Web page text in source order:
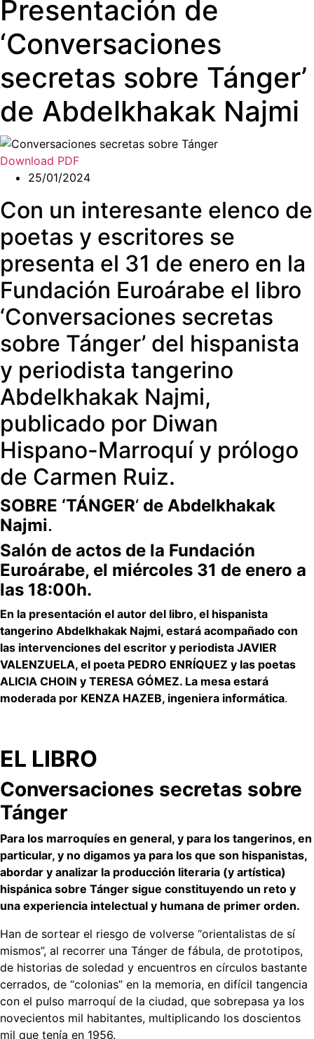
Presentación de
‘Conversaciones
secretas sobre Tánger’
de Abdelkhakak Najmi
Download PDF
25/01/2024
Con un interesante elenco de
poetas y escritores se
presenta el 31 de enero en la
Fundación Euroárabe el libro
‘Conversaciones secretas
sobre Tánger’ del hispanista
y periodista tangerino
Abdelkhakak Najmi,
publicado por Diwan
Hispano-Marroquí y prólogo
de Carmen Ruiz.
SOBRE ‘TÁNGER‘ de Abdelkhakak
Najmi.
Salón de actos de la Fundación
Euroárabe, el miércoles 31 de enero a
las 18:00h.
En la presentación el autor del libro, el hispanista
tangerino Abdelkhakak Najmi, estará acompañado con
las intervenciones del escritor y periodista JAVIER
VALENZUELA, el poeta PEDRO ENRÍQUEZ y las poetas
ALICIA CHOIN y TERESA GÓMEZ. La mesa estará
moderada por KENZA HAZEB, ingeniera informática.
EL LIBRO
Conversaciones secretas sobre
Tánger
Para los marroquíes en general, y para los tangerinos, en
particular, y no digamos ya para los que son hispanistas,
abordar y analizar la producción literaria (y artística)
hispánica sobre Tánger sigue constituyendo un reto y
una experiencia intelectual y humana de primer orden.
Han de sortear el riesgo de volverse “orientalistas de sí
mismos”, al recorrer una Tánger de fábula, de prototipos,
de historias de soledad y encuentros en círculos bastante
cerrados, de “colonias” en la memoria, en difícil tangencia
con el pulso marroquí de la ciudad, que sobrepasa ya los
novecientos mil habitantes, multiplicando los doscientos
mil que tenía en 1956.